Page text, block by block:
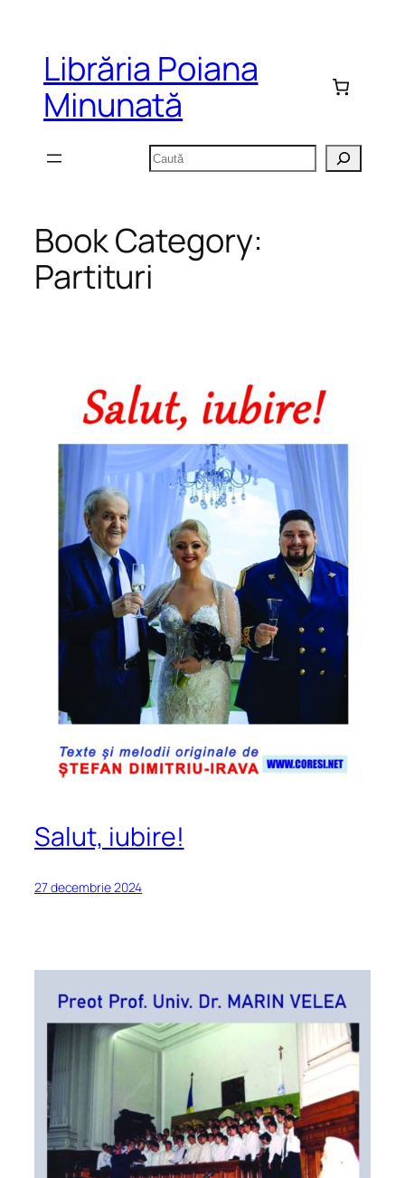
conținutLibrăria Poiana
Minunată
Caută
Book Category:
Partituri
Salut, iubire!
27 decembrie 2024